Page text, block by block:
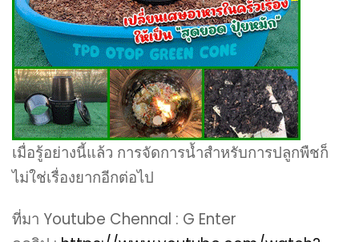
เมื่อรู้อย่างนี้แล้ว การจัดการน้ำสำหรับการปลูกพืชก็
ไม่ใช่เรื่องยากอีกต่อไป
ที่มา Youtube Chennal : G Enter